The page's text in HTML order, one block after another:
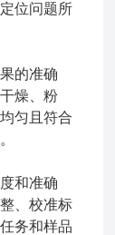
位问题所
的准确
燥、粉
匀且符合
和准确
、校准标
务和样品